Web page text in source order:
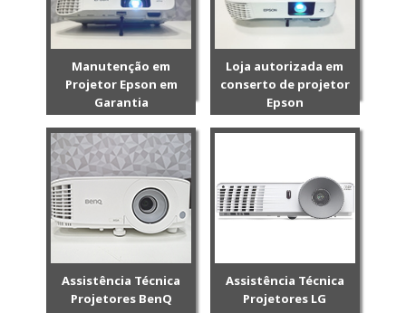
Manutenção em
Projetor Epson em
Garantia
Loja autorizada em
conserto de projetor
Epson
Assistência Técnica
Projetores BenQ
Assistência Técnica
Projetores LG